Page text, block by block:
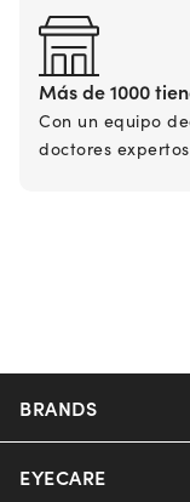
Más de 1000
Con un equipo
doctores
BRANDS
Nuance Audio
EYECARE